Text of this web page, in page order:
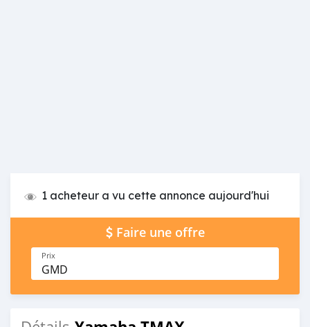
1 acheteur a vu cette annonce aujourd'hui
Faire une offre
Prix
GMD